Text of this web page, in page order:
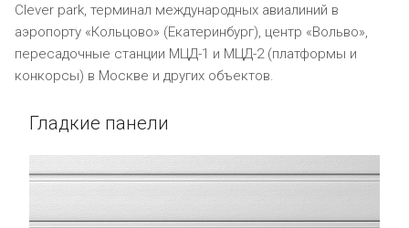
Clever park, терминал международных авиалиний в
аэропорту «Кольцово» (Екатеринбург), центр «Вольво»,
пересадочные станции МЦД-1 и МЦД-2 (платформы и
конкорсы) в Москве и других объектов.
Гладкие панели